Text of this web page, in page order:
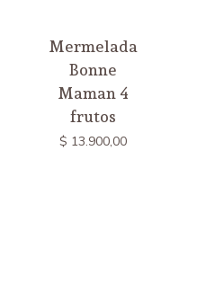
Mermelada
Bonne
Maman 4
frutos
$ 13.900,00